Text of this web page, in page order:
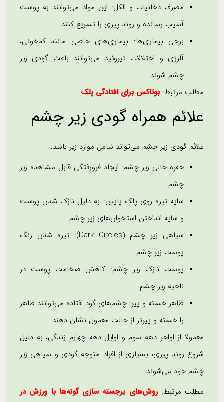
مصرف دخانیات و الکل: این مواد می‌توانند به پوست
آسیب رسانده و روند پیری را تسریع کنند.
برخی بیماری‌ها: بیماری‌های خاصی مانند کم‌خونی،
آلرژی و اختلالات تیروئید می‌توانند باعث گودی زیر
چشم شوند.
مطلب مرتبط: بوتاکس برای افتادگی پلک
علائم همراه گودی زیر چشم
علائم گودی زیر چشم می‌تواند شامل موارد زیر باشد:
حفره خالی زیر چشم: ایجاد فرورفتگی قابل مشاهده زیر
چشم.
سایه تیره روی پلک پایین: به دلیل نازک شدن پوست
و سایه انداختن استخوان‌های زیر چشم.
سیاهی زیر چشم (Dark Circles): تیره شدن رنگ
پوست زیر چشم.
پوست نازک زیر چشم: کاهش ضخامت پوست در
ناحیه زیر چشم.
ظاهر خسته و پیر: چشم‌های گود افتاده می‌توانند ظاهر
را خسته و پیرتر از حالت معمول نشان دهند.
معمولا از اواخر دهه سوم و اوایل دهه چهارم زندگی، به دلیل
شروع روند پیری، بسیاری از افراد متوجه گودی و سیاهی زیر
چشم خود می‌شوند.
مطلب مرتبط: روش‌های برجسته سازی گونه‌ها با ورزش در